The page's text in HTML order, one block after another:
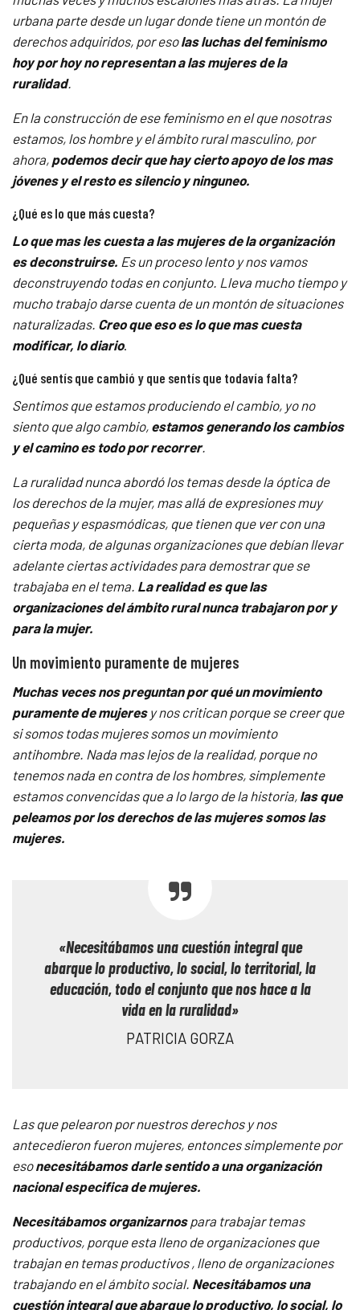
urbana parte desde un lugar donde tiene un montón de
derechos adquiridos, por esolas luchas del feminismo
hoy por hoy no representan a las mujeres de la
ruralidad.
En la construcción de ese feminismo en el que nosotras
estamos, los hombre y el ámbito rural masculino, por
ahora, podemos decir que hay cierto apoyo de los mas
jóvenes y el resto es silencio y ninguneo.
¿Qué es lo que más cuesta?
Lo que mas les cuesta a las mujeres de la organización
es deconstruirse. Es un proceso lento y nos vamos
deconstruyendo todas en conjunto. Lleva mucho tiempo y
mucho trabajo darse cuenta de un montón de situaciones
naturalizadas. Creo que eso es lo que mas cuesta
modificar, lo diario.
¿Qué sentís que cambió y que sentís que todavía falta?
Sentimos que estamos produciendo el cambio, yo no
siento que algo cambio, estamos generando los cambios
y el camino es todo por recorrer.
La ruralidad nunca abordó los temas desde la óptica de
los derechos de la mujer, mas allá de expresiones muy
pequeñas y espasmódicas, que tienen que ver con una
cierta moda, de algunas organizaciones que debían llevar
adelante ciertas actividades para demostrar que se
trabajaba en el tema. La realidad es que las
organizaciones del ámbito rural nunca trabajaron por y
para la mujer.
Un movimiento puramente de mujeres
Muchas veces nos preguntan por qué un movimiento
puramente de mujeresy nos critican porque se creer que
si somos todas mujeres somos un movimiento
antihombre. Nada mas lejos de la realidad, porque no
tenemos nada en contra de los hombres, simplemente
estamos convencidas que a lo largo de la historia, las que
peleamos por los derechos de las mujeres somos las
mujeres.
«Necesitábamos una cuestión integral que
abarque lo productivo, lo social, lo territorial, la
educación, todo el conjunto que nos hace a la
vida en la ruralidad»
PATRICIA GORZA
Las que pelearon por nuestros derechos y nos
antecedieron fueron mujeres, entonces simplemente por
esonecesitábamos darle sentido a una organización
nacional especifica de mujeres.
Necesitábamos organizarnospara trabajar temas
productivos, porque esta lleno de organizaciones que
trabajan en temas productivos , lleno de organizaciones
trabajando en el ámbito social. Necesitábamos una
cuestión integral que abarque lo productivo, lo social, lo